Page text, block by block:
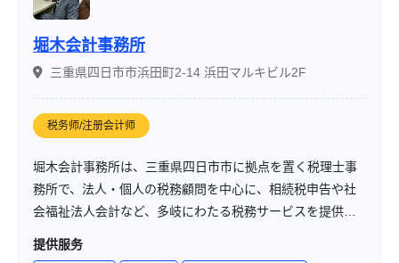
堀木会計事務所
三重県四日市市浜田町2-14 浜田マルキビル2F
税务师/注册会计师
堀木会計事務所は、三重県四日市市に拠点を置く税理士事
務所で、法人・個人の税務顧問を中心に、相続税申告や社
会福祉法人会計など、多岐にわたる税務サービスを提供し
ています。お客様とのコミュニケーションを大切にし、ニ
提供服务